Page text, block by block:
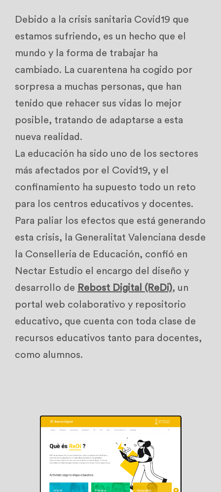
Debido a la crisis sanitaria Covid19 que
estamos sufriendo, es un hecho que el
mundo y la forma de trabajar ha
cambiado. La cuarentena ha cogido por
sorpresa a muchas personas, que han
tenido que rehacer sus vidas lo mejor
posible, tratando de adaptarse a esta
nueva realidad.
La educación ha sido uno de los sectores
más afectados por el Covid19, y el
confinamiento ha supuesto todo un reto
para los centros educativos y docentes.
Para paliar los efectos que está generando
esta crisis, la Generalitat Valenciana desde
la Conselleria de Educación, confió en
Nectar Estudio el encargo del diseño y
desarrollo de Rebost Digital (ReDi), un
portal web colaborativo y repositorio
educativo, que cuenta con toda clase de
recursos educativos tanto para docentes,
como alumnos.